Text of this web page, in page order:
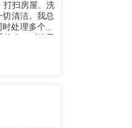
打扫房屋、洗
处理多个任